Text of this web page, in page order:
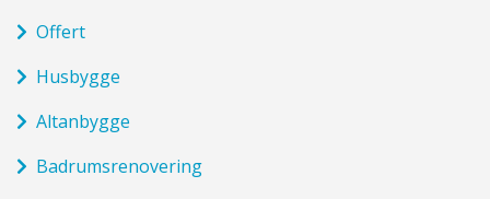
Offert
Husbygge
Altanbygge
Badrumsrenovering